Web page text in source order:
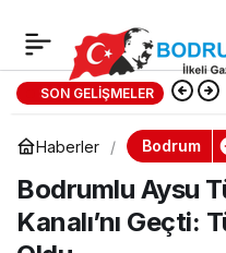
SON GELIŞMELER
Haberler Bodrum
Bodrumlu Aysu
Kanalı’nı Geçti:
Büyükşehir
Sporcularından Çifte
Başarı